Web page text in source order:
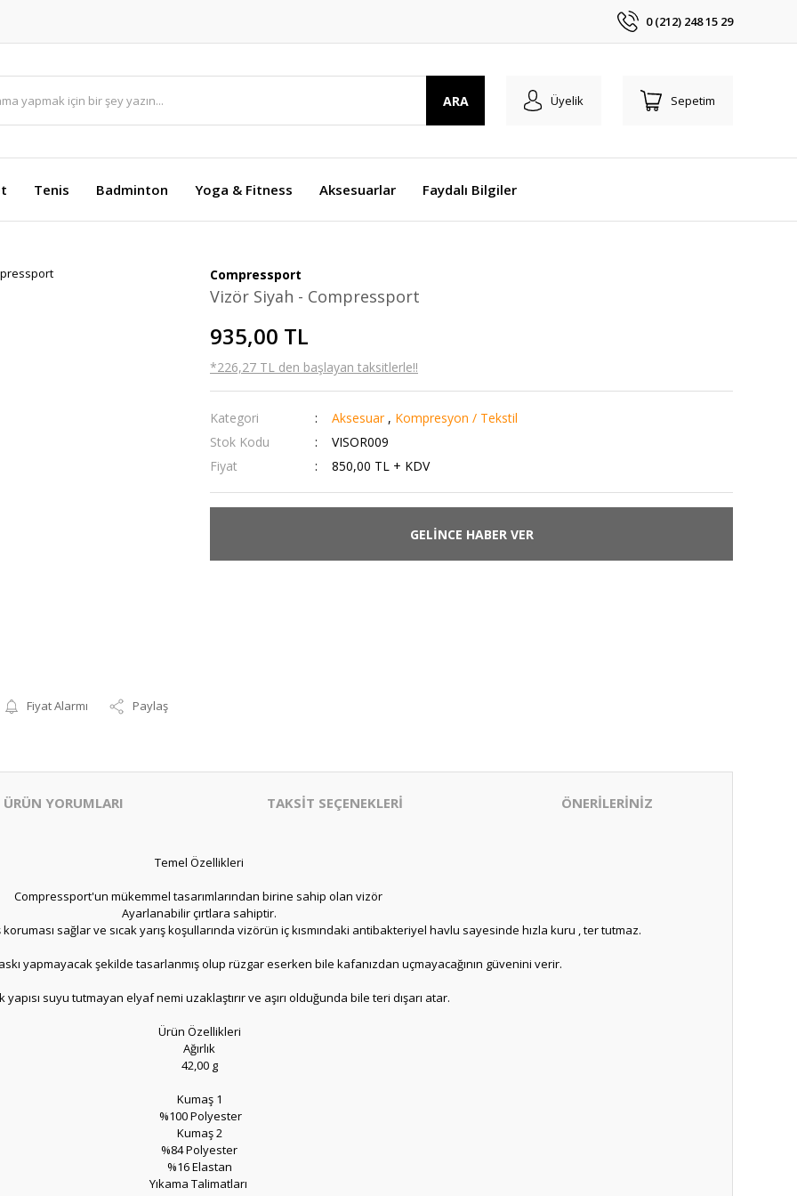
0 (212) 248 15 29
ARA Üyelik Sepetim
Tenis Badminton Yoga & Fitness Aksesuarlar Faydalı Bilgiler
Fiyat Alarmı Paylaş
Compressport
Vizör Siyah - Compressport
935,00 TL
*226,27 TL den başlayan taksitlerle!!
Kategori Aksesuar , Kompresyon / Tekstil
Stok Kodu
VISOR009
Fiyat
850,00 TL + KDV
GELİNCE HABER VER
ÜRÜN YORUMLARI TAKSİT SEÇENEKLERİ ÖNERİLERİNİZ
Temel Özellikleri
Compressport'un mükemmel tasarımlarından birine sahip olan vizör
Ayarlanabilir çırtlara sahiptir.
sağlar ve sıcak yarış koşullarında vizörün iç kısmındaki antibakteriyel havlu sayesinde hızla kuru , ter tutmaz.
yapmayacak şekilde tasarlanmış olup rüzgar eserken bile kafanızdan uçmayacağının güvenini verir.
suyu tutmayan elyaf nemi uzaklaştırır ve aşırı olduğunda bile teri dışarı atar.
Ürün Özellikleri
Ağırlık
42,00 g
Kumaş 1
%100 Polyester
Kumaş 2
%84 Polyester
%16 Elastan
Yıkama Talimatları